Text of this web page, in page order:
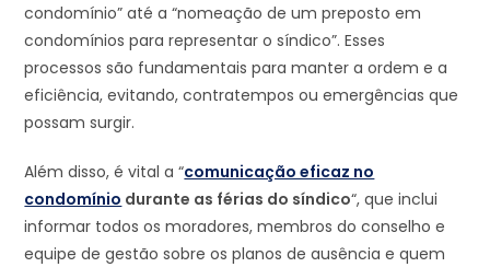
condomínio” até a “nomeação de um preposto em
condomínios para representar o síndico”. Esses
processos são fundamentais para manter a ordem e a
eficiência, evitando, contratempos ou emergências que
possam surgir.
Além disso, é vital a “comunicação eficaz no
condomínio durante as férias do síndico“, que inclui
informar todos os moradores, membros do conselho e
equipe de gestão sobre os planos de ausência e quem